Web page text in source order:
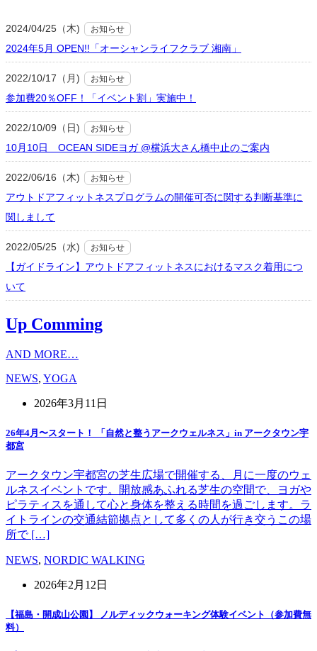
2024/04/25（木) お知らせ
2024年5月 OPEN!!「オーシャンライフクラブ 湘南」
2022/10/17（月) お知らせ
参加費20％OFF！「イベント割」実施中！
2022/10/09（日) お知らせ
10月10日 OCEAN SIDEヨガ @横浜大さん橋中止のご案内
2022/06/16（木) お知らせ
アウトドアフィットネスプログラムの開催可否に関する判断基準に
関しまして
2022/05/25（水) お知らせ
【ガイドライン】アウトドアフィットネスにおけるマスク着用につ
いて
Up Comming
AND MORE…
NEWS, YOGA
2026年3月11日
26年4月〜スタート！ 「自然と整うアークウェルネス」in アークタウン宇
都宮
アークタウン宇都宮の芝生広場で開催する、月に一度のウェ
ルネスイベントです。開放感あふれる芝生の空間で、ヨガや
ピラティスを通して心と身体を整える時間を過ごします。ラ
イトラインの交通結節拠点として多くの人が行き交うこの場
所で […]
NEWS, NORDIC WALKING
2026年2月12日
【福島・開成山公園】 ノルディックウォーキング体験イベント（参加費無
料）